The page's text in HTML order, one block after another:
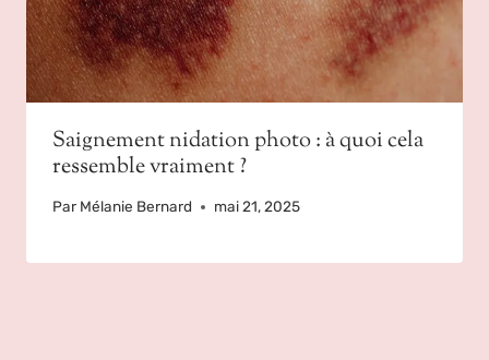
Saignement nidation photo : à quoi cela
ressemble vraiment ?
Par Mélanie Bernard mai 21, 2025